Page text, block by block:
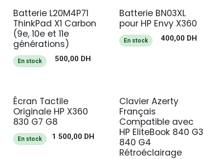
Batterie L20M4P71
ThinkPad X1 Carbon
(9e, 10e et 11e
générations)
500,00 DH
En stock
Batterie BN03XL
pour HP Envy X360
400,00 DH
En stock
Écran Tactile
Originale HP X360
830 G7 G8
1 500,00DH
En stock
Clavier Azerty
Français
Compatible avec
HP EliteBook 840 G3
840 G4
Rétroéclairage